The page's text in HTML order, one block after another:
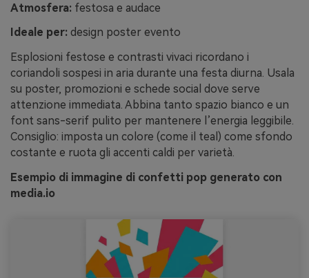
Atmosfera: festosa e audace
Ideale per: design poster evento
Esplosioni festose e contrasti vivaci ricordano i
coriandoli sospesi in aria durante una festa diurna. Usala
su poster, promozioni e schede social dove serve
attenzione immediata. Abbina tanto spazio bianco e un
font sans-serif pulito per mantenere l’energia leggibile.
Consiglio: imposta un colore (come il teal) come sfondo
costante e ruota gli accenti caldi per varietà.
Esempio di immagine di confetti pop generato con
media.io